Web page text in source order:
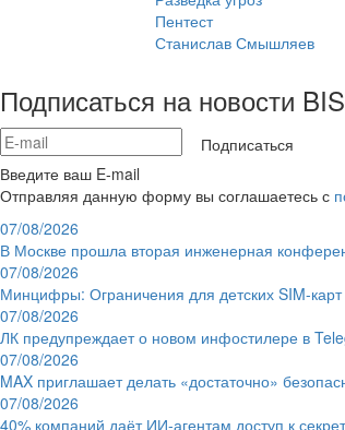
Пентест
Станислав Смышляев
Подписаться на новости
Подписаться
Введите ваш E-mail
Отправляя данную форму вы соглашаетесь с
07/08/2026
В Москве прошла вторая инженерная
07/08/2026
Минцифры: Ограничения для детских SIM-
07/08/2026
ЛК предупреждает о новом инфостилере в
07/08/2026
MAX приглашает делать «достаточно»
07/08/2026
40% компаний даёт ИИ‑агентам доступ к